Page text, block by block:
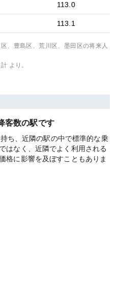
113.0
113.1
、豊島区、荒川区、墨田区の将来人
より。
客数の駅です
ち、近隣の駅の中で標準的な乗
はなく、近隣でよく利用される
格に影響を及ぼすこともありま